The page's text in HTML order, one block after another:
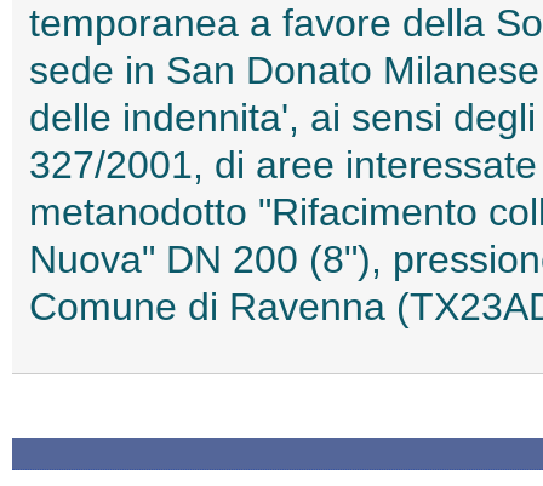
temporanea a favore della
sede in San Donato
delle indennita', ai sensi
327/2001, di aree
metanodotto "Rifacimento
Nuova" DN 200 (8"),
Comune di Ravenna